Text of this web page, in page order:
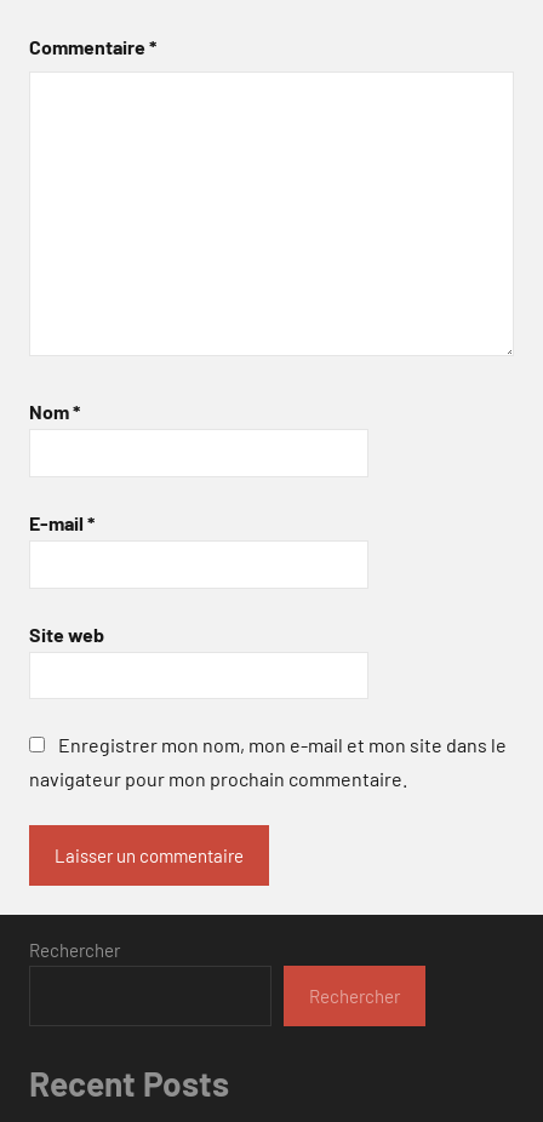
Commentaire*
Nom*
E-mail *
Site web
Enregistrer mon nom, mon e-mail et mon site dans le
navigateur pour mon prochain commentaire.
Rechercher
Rechercher
Recent Posts